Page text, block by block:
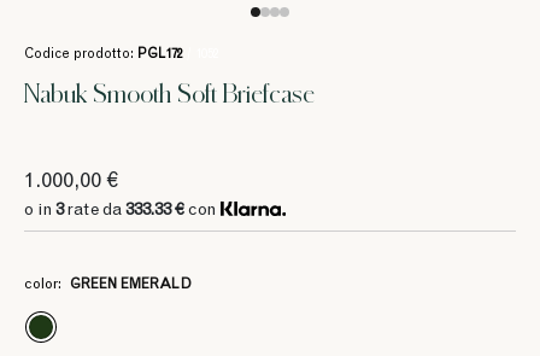
Codice prodotto: PGL172
Nabuk Smooth Soft Briefcase
1.000,00 €
o in 3rate da 333.33 € con
color: GREEN EMERALD